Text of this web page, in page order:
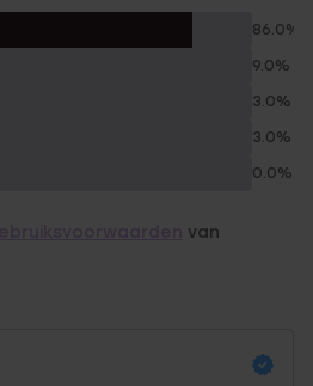
86.0%
9.0%
3.0%
3.0%
0.0%
van